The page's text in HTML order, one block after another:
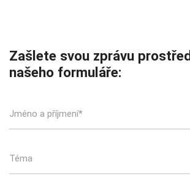
Zašlete svou zprávu
našeho formuláře: